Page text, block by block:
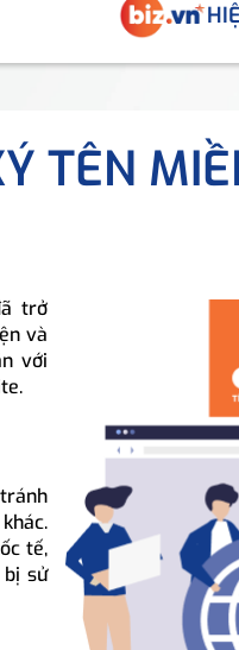
TÊN
trở
và
với
tế,
sử